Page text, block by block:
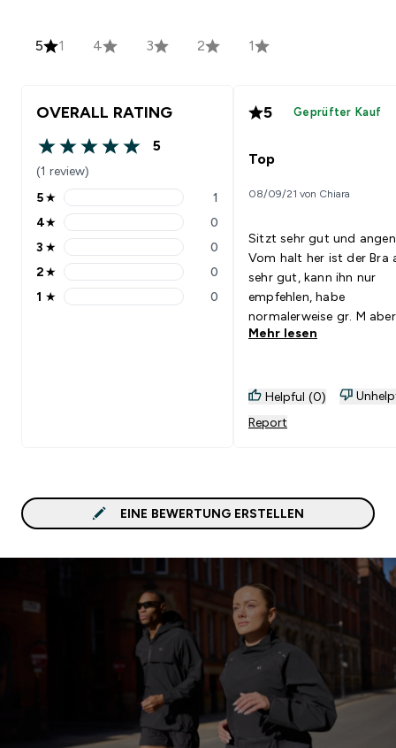
5 1 4 3 2 1
OVERALL RATING
5 out of 5 stars
5
(1 review)
5 stars rating 1 reviews
5★ 1
4 stars rating 0 reviews
4★ 0
3 stars rating 0 reviews
3 ★ 0
2 stars rating 0 reviews
2★ 0
1 stars rating 0 reviews
1 ★ 0
5 Geprüfter Kauf
Top
08/09/21 von Chiara
Sitzt sehr gut und
Vom halt her ist der Bra
sehr gut, kann ihn nur
empfehlen, habe
normalerweise gr. M
sitzt an mir besser, engt
Mehr lesen
Helpful (0)
Report
EINE BEWERTUNG ERSTELLEN